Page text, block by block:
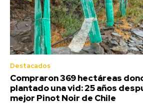
Destacados
Compraron 369 hectáreas
plantado una vid: 25 años
mejor Pinot Noir de Chile